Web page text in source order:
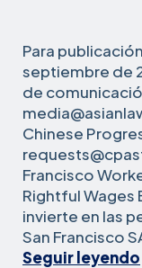
Para
septiembre de
de
Chinese
Francisco
Rightful Wages
invierte en las
San Francisco
Seguir leyendo